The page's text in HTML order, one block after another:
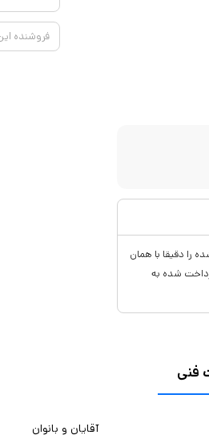
را دقیقا با همان
شده به
فروشنده
فنی
آقایان و بانوان